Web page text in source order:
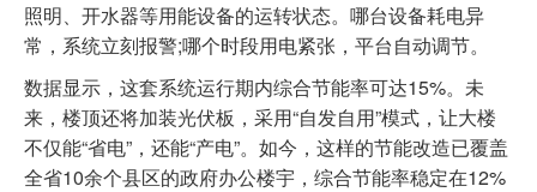
照明、开水器等用能设备的运转状态。哪台设备耗电异
常，系统立刻报警;哪个时段用电紧张，平台自动调节。
数据显示，这套系统运行期内综合节能率可达15%。未
来，楼顶还将加装光伏板，采用“自发自用”模式，让大楼
不仅能“省电”，还能“产电”。如今，这样的节能改造已覆盖
全省10余个县区的政府办公楼宇，综合节能率稳定在12%